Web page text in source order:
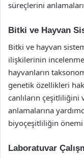
süreçlerini
Bitki ve Hayvan
Bitki ve hayvan
ilişkilerinin
hayvanların
genetik özellikleri
canlıların çeşitliliğini
anlamalarına
biyoçeşitliliğin önemi
Laboratuvar